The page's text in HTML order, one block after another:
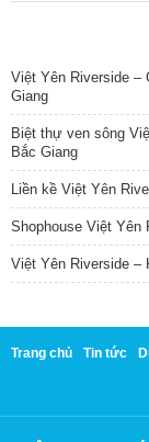
Việt Yên Riverside –
Giang
Biệt thự ven sông
Bắc Giang
Liền kề Việt Yên
Shophouse Việt
Việt Yên Riverside –
Trang chủ Tin tức